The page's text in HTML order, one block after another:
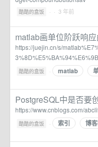
酷酷的盒饭 · · 3 年前
matlab画单位阶跃响
https://juejin.cn/s/
酷酷的盒饭 · matlab
PostgreSQL中是否要
https://www.cnblogs.com/
酷酷的盒饭 · 索引 博